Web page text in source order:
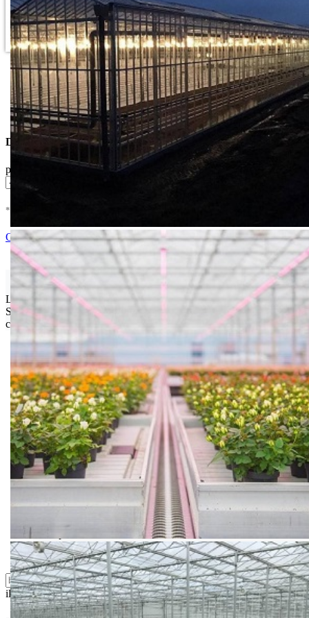
Dostupne Opcije
pakovanje
* U cenu je uracunat PDV *
Ocenite i napišite preporuku
Isporuka Info
Limit za porudžbinu je
500.00 dinara
za isporuku na teritoriji
Srbije. Za inostranstvo, molimo da nas kontaktirate za informacije o
ceni i mogućnostima isporuke.
Bio priča
Biostimulacija
Dezinfekcija
Feromoni i klopke
Folije i agrotekstili
Oprema i instrumenti
Semena povrća
Sredstva za ishranu biljaka
Sredstva za zaštitu biljaka
Zaštita ... u 10 litara
ili probajte naprednu:pretragu